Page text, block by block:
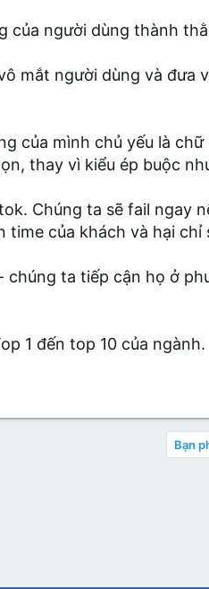
người dùng thành
mắt người dùng và đưa
của mình chủ yếu là
thay vì kiểu ép buộc
Chúng ta sẽ fail ngay
của khách và hại chỉ
ta tiếp cận họ ở
1 đến top 10 của ngành.
Bạn